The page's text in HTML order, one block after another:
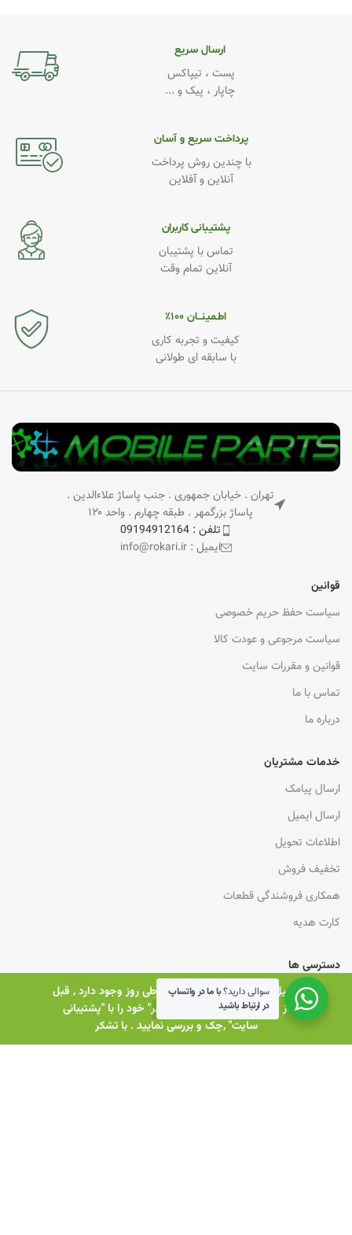
بدلیل نوسانات ارزی زیادی که در طی روز وجود دارد , قبل
از خرید , "قیمت قطعه مورد نظر" خود را با "پشتیبانی
سایت" ,چک و بررسی نمایید . با تشکر
ارسال سریع
پست ، تیپاکس
چاپار ، پیک و ...
پرداخت سریع و آسان
با چندین روش پرداخت
آنلاین و آفلاین
پشتیبانی کاربران
تماس با پشتیبان
آنلاین تمام وقت
اطـمینــان ۱۰۰٪
کیفیت و تجربه کاری
با سابقه ای طولانی
تهران . خیابان جمهوری . جنب پاساژ علاءالدین .
پاساژ بزرگمهر . طبقه چهارم . واحد ۱۲۰
تلفن : 09194912164
ایمیل : info@rokari.ir
قوانین
سیاست حفظ حریم خصوصی
سیاست مرجوعی و عودت کالا
قوانین و مقررات سایت
تماس با ما
درباره ما
خدمات مشتریان
ارسال پیامک
ارسال ایمیل
اطلاعات تحویل
تخفیف فروش
همکاری فروشندگی قطعات
کارت هدیه
دسترسی ها
وبلاگ
آخرین اخبار و اطلاعیه ها
پرسشهای متداول
سوالی دارید؟با ما در واتساپ
در ارتباط باشید
0
حساب کاربری من